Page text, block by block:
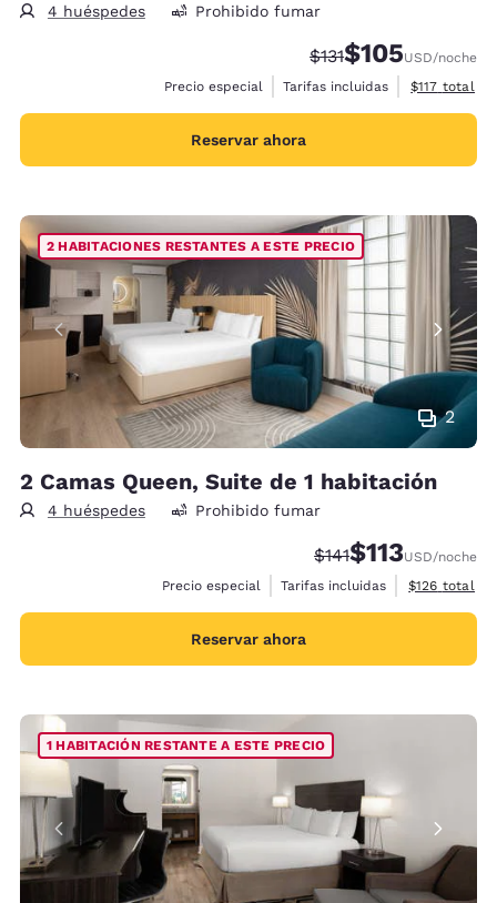
4 huéspedes Prohibido fumar
Precio tachado:
$131Precio con
$105USD/noche
Precio especial
Tarifas incluidas Ver detalles
$117 total
Reservar ahora
2
2 HABITACIONES RESTANTES A ESTE PRECIO
2 Camas Queen, Suite de 1 habitación
4 huéspedes Prohibido fumar
Precio tachado:
$141Precio con
$113USD/noche
Precio especial
Tarifas incluidas Ver detalles
$126 total
Reservar ahora
1 HABITACIÓN RESTANTE A ESTE PRECIO